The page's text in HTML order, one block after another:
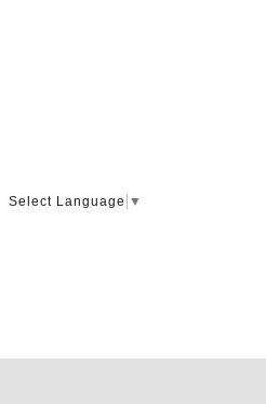
Select Language ▼